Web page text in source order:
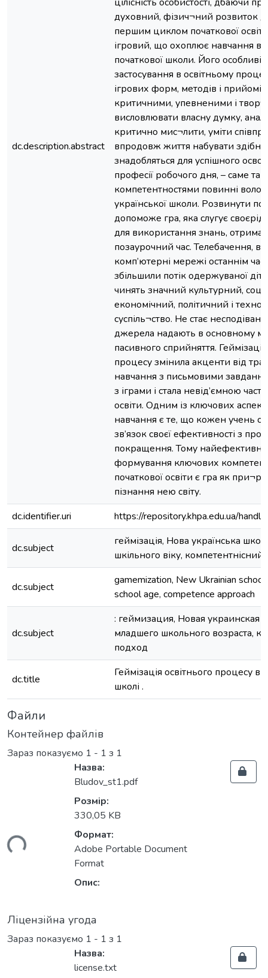
dc.description.abstract
духовний, фізич¬ний розвиток
першим циклом початкової
ігровий, що охоплює навчання в
початкової школи. Його
застосування в освітньому
ігрових форм, методів і
критичними, упевненими і
висловлювати власну думку,
критично мис¬лити, уміти
впродовж життя набувати
знадобляться для успішного
професії робочого дня, – саме
компетентностями повинні
української школи. Розвинути
допоможе гра, яка слугує
для використання знань,
позаурочний час. Телебачення,
комп’ютерні мережі останнім
збільшили потік одержуваної
чинять значний культурний,
економічний, політичний і
суспіль¬ство. Не стає
джерела надають в основному
пасивного сприйняття.
процесу змінила акценти від
навчання з письмовими
з іграми і стала невід’ємною
освіти. Одним із ключових
навчання є те, що кожен учень
зв’язок своєї ефективності з
покращення. Тому
формування ключових
початкової освіти є гра як
пізнання нею світу.
dc.identifier.uri
https://repository.khpa.edu.ua/
dc.subject
геймізація, Нова українська
шкільного віку, компетентнісний
dc.subject
gamemization, New Ukrainian
school age, competence approach
dc.subject
: геймизация, Новая украинская
младшего школьного возраста,
подход
dc.title
Геймізація освітнього процесу в
школі .
Файли
Контейнер файлів
Зараз показуємо 1 - 1 з 1
Назва:
Bludov_st1.pdf
Розмір:
330,05 KB
Формат:
Adobe Portable Document
Format
Опис:
Ліцензійна угода
Зараз показуємо 1 - 1 з 1
Назва:
license.txt